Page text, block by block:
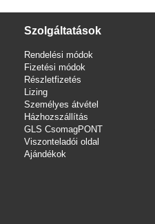
Szolgáltatások
Rendelési módok
Fizetési módok
Részletfizetés
Lizing
Személyes átvétel
Házhozszállítás
GLS CsomagPONT
Viszonteladói oldal
Ajándékok